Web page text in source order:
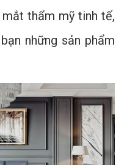
thẩm mỹ tinh tế,
những sản phẩm